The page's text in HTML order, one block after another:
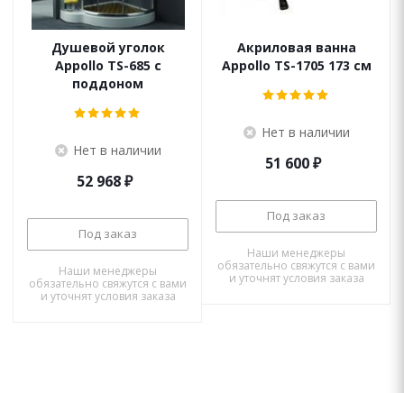
Душевой уголок
Appollo TS-685 с
поддоном
Нет в наличии
52 968₽
Под заказ
Наши менеджеры
обязательно свяжутся с вами
и уточнят условия заказа
Акриловая ванна
Appollo TS-1705 173 см
Нет в наличии
51 600₽
Под заказ
Наши менеджеры
обязательно свяжутся с вами
и уточнят условия заказа